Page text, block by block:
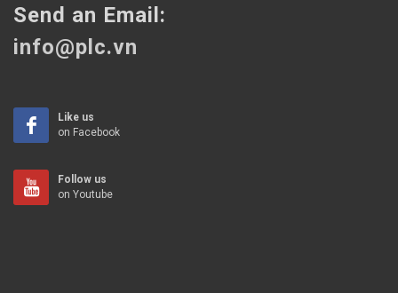
Send an Email:
info@plc.vn
Like us
on Facebook
Follow us
on Youtube